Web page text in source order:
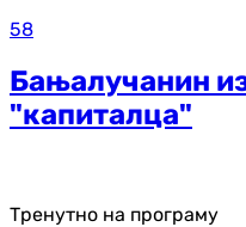
58
Бањалучанин
"капиталца"
Тренутно на програму